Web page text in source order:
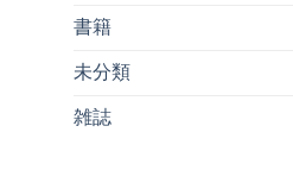
書籍
未分類
雑誌